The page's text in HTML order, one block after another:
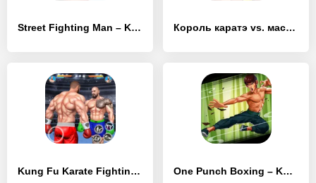
Street Fighting Man – Kung Fu Attack 5 Король каратэ vs. мастера кунг-фу – Атака кунг-фу 3
Kung Fu Karate Fighting Games One Punch Boxing – Kung Fu Attack